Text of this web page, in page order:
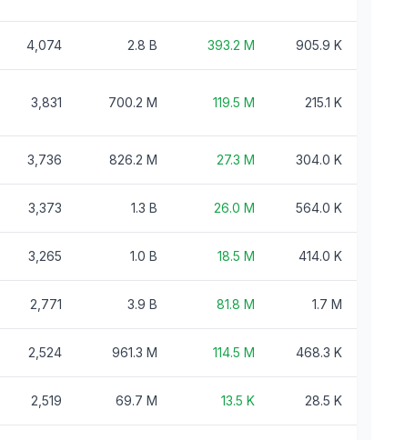
4,074 2.8 B 393.2 M 905.9 K
3,831 700.2 M 119.5 M 215.1 K
3,736 826.2 M 27.3 M 304.0 K
3,373 1.3 B 26.0 M 564.0 K
3,265 1.0 B 18.5 M 414.0 K
2,771 3.9 B 81.8 M 1.7 M
2,524 961.3 M 114.5 M 468.3 K
2,519 69.7 M 13.5 K 28.5 K